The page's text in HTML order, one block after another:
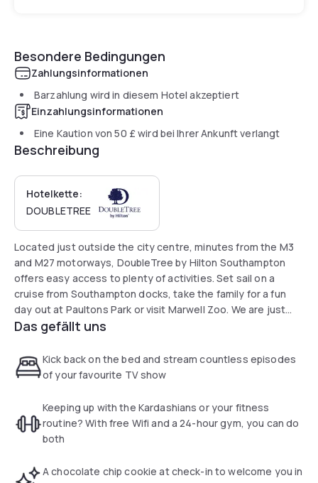
Besondere Bedingungen
Zahlungsinformationen
Barzahlung wird in diesem Hotel akzeptiert
Einzahlungsinformationen
Eine Kaution von50 £wird bei Ihrer Ankunft verlangt
Beschreibung
Hotelkette:
DOUBLETREE
Located just outside the city centre, minutes from the M3
and M27 motorways, DoubleTree by Hilton Southampton
offers easy access to plenty of activities. Set sail on a
cruise from Southampton docks, take the family for a fun
day out at Paultons Park or visit Marwell Zoo. We are just
minutes from Southampton Airport and two large train
Savor a DoubleTree chocolate chip cookie upon arrival and
settle into your modern guest room or suite. All rooms
provide extra space, a seating area, coffee machine and a
later check-out time. Upgrade to a Deluxe Room to enjoy
additional amenities such as fluffy bathrobes and slippers, a
Set on a hill, our hotel is located over five floors and
Das gefällt uns
Kick back on the bed and stream countless episodes
of your favourite TV show
Keeping up with the Kardashians or your fitness
routine? With free Wifi and a 24-hour gym, you can do
both
A chocolate chip cookie at check-in to welcome you in